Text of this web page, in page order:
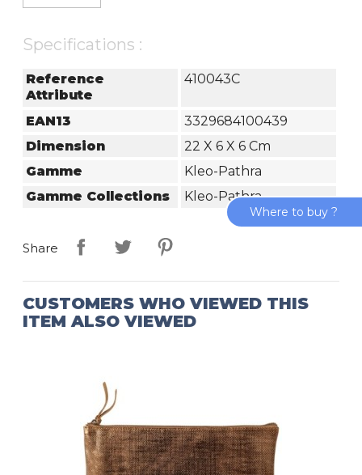
Specifications :
Reference
Attribute
410043C
EAN13
3329684100439
Dimension
22 X 6 X 6 Cm
Gamme
Kleo-Pathra
Gamme Collections
Kleo-Pathra
Share
CUSTOMERS WHO VIEWED THIS
ITEM ALSO VIEWED
Where to buy ?